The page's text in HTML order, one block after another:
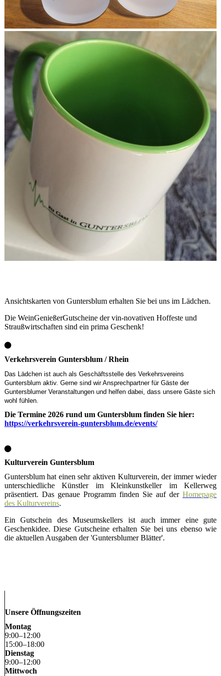
Ansichtskarten von Guntersblum erhalten Sie bei uns im Lädchen.
Die WeinGenießerGutscheine der vin-novativen Hoffeste und
Straußwirtschaften sind ein prima Geschenk!
Verkehrsverein Guntersblum / Rhein
Das Lädchen ist auch als Geschäftsstelle des Verkehrsvereins
Guntersblum aktiv. Gerne sind wir Ansprechpartner für Gäste der
Guntersblumer Veranstaltungen und helfen dabei, dass unsere Gäste sich
wohl fühlen.
Die Termine 2026 rund um Guntersblum finden Sie hier:
https://verkehrsverein-guntersblum.de/events/
Kulturverein Guntersblum
Guntersblum hat einen sehr aktiven Kulturverein, der immer wieder
unterschiedliche Künstler im Kleinkunstkeller im Kellerweg
präsentiert. Das genaue Programm finden Sie auf derHomepage
des Kulturvereins.
Ein Gutschein des Museumskellers ist auch immer eine gute
Geschenkidee. Diese Gutscheine erhalten Sie bei uns ebenso wie
die aktuellen Ausgaben der 'Guntersblumer Blätter'.
Unsere Öffnungszeiten
Montag
9:00–12:00
15:00–18:00
Dienstag
9:00–12:00
Mittwoch